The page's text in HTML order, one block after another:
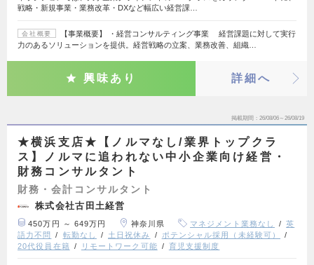
戦略・新規事業・業務改革・DXなど幅広い経営課…
会社概要
【事業概要】 ・経営コンサルティング事業 経営課題に対して実行
力のあるソリューションを提供。経営戦略の立案、業務改善、組織…
興味あり 詳細へ
掲載期間 26/08/06～26/08/19
★横浜支店★【ノルマなし/業界トップクラ
ス】ノルマに追われない中小企業向け経営・
財務コンサルタント
財務・会計コンサルタント
株式会社古田土経営
450万円 ～ 649万円 神奈川県 マネジメント業務なし
英
語力不問
転勤なし 土日祝休み
ポテンシャル採用（未経験可）
20代役員在籍
リモートワーク可能 育児支援制度